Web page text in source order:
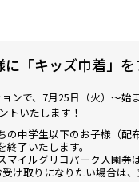
「キッズ巾着」
ンで、7月25日（火）～始
トいたします！
の中学生以下のお子様（配
了いたします。
イルグリコパーク入園券
け取りになりたい場合は